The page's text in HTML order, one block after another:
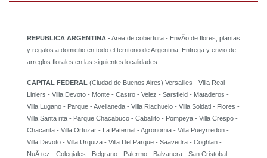
REPUBLICA ARGENTINA - Area de cobertura - EnvÃ­o de flores, plantas
y regalos a domicilio en todo el territorio de Argentina. Entrega y envio de
arreglos florales en las siguientes localidades:
CAPITAL FEDERAL (Ciudad de Buenos Aires) Versailles - Villa Real -
Liniers - Villa Devoto - Monte - Castro - Velez - Sarsfield - Mataderos -
Villa Lugano - Parque - Avellaneda - Villa Riachuelo - Villa Soldati - Flores -
Villa Santa rita - Parque Chacabuco - Caballito - Pompeya - Villa Crespo -
Chacarita - Villa Ortuzar - La Paternal - Agronomia - Villa Pueyrredon -
Villa Devoto - Villa Urquiza - Villa Del Parque - Saavedra - Coghlan -
NuÃ±ez - Colegiales - Belgrano - Palermo - Balvanera - San Cristobal -